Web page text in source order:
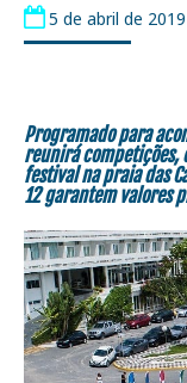
5 de abril de 2019
Programado para
reunirá competições,
festival na praia das
12 garantem valores